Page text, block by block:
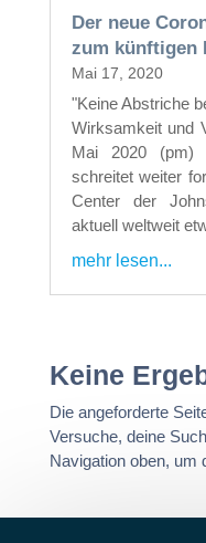
Der neue
zum künftigen
Mai 17, 2020
"Keine Abstriche
Wirksamkeit und
Mai 2020 (pm)
schreitet weiter
Center der
aktuell weltweit
mehr lesen...
Keine
Die angeforderte
Versuche, deine
Navigation oben, um